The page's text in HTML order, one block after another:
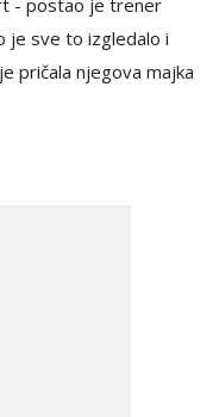
- postao je trener
je sve to izgledalo i
pričala njegova majka